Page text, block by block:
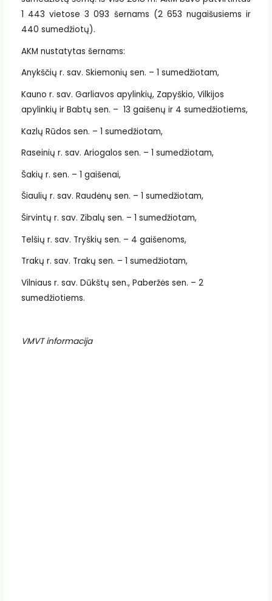
1 443 vietose 3 093 šernams (2 653 nugaišusiems ir
440 sumedžiotų).
AKM nustatytas šernams:
Anykščių r. sav. Skiemonių sen. – 1 sumedžiotam,
Kauno r. sav. Garliavos apylinkių, Zapyškio, Vilkijos
apylinkių ir Babtų sen. – 13 gaišenų ir 4 sumedžiotiems,
Kazlų Rūdos sen. – 1 sumedžiotam,
Raseinių r. sav. Ariogalos sen. – 1 sumedžiotam,
Šakių r. sen. – 1 gaišenai,
Šiaulių r. sav. Raudėnų sen. – 1 sumedžiotam,
Širvintų r. sav. Zibalų sen. – 1 sumedžiotam,
Telšių r. sav. Tryškių sen. – 4 gaišenoms,
Trakų r. sav. Trakų sen. – 1 sumedžiotam,
Vilniaus r. sav. Dūkštų sen., Paberžės sen. – 2
sumedžiotiems.
VMVT informacija